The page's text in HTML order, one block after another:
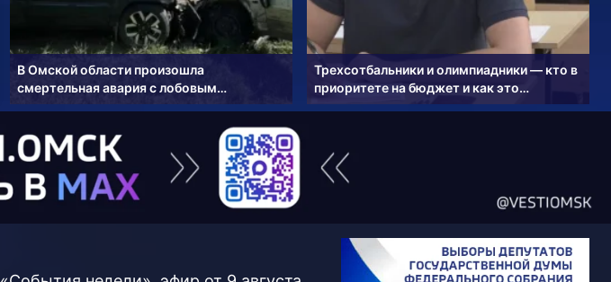
В Омской области произошла
смертельная авария с лобовым
столкновением
Трехсотбальники и олимпиадники — кто в
приоритете на бюджет и как это
работает?